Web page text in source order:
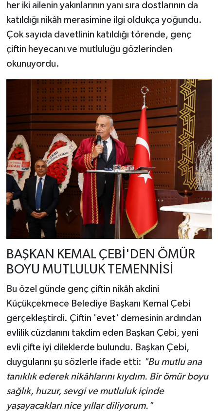
her iki ailenin yakınlarının yanı sıra dostlarının da
katıldığı nikâh merasimine ilgi oldukça yoğundu.
Çok sayıda davetlinin katıldığı törende, genç
çiftin heyecanı ve mutluluğu gözlerinden
okunuyordu.
BAŞKAN KEMAL ÇEBİ'DEN ÖMÜR
BOYU MUTLULUK TEMENNİSİ
Bu özel günde genç çiftin nikâh akdini
Küçükçekmece Belediye Başkanı Kemal Çebi
gerçekleştirdi. Çiftin 'evet' demesinin ardından
evlilik cüzdanını takdim eden Başkan Çebi, yeni
evli çifte iyi dileklerde bulundu. Başkan Çebi,
duygularını şu sözlerle ifade etti: "Bu mutlu ana
tanıklık ederek nikâhlarını kıydım. Bir ömür boyu
sağlık, huzur, sevgi ve mutluluk içinde
yaşayacakları nice yıllar diliyorum."